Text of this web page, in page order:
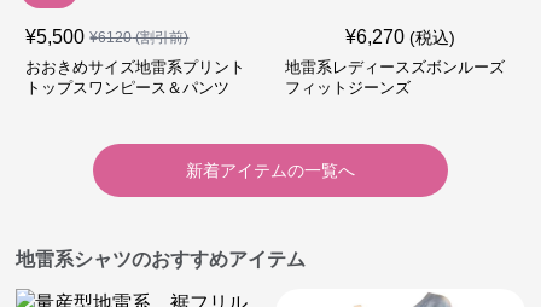
¥5,500 ¥6120(割引前)
おおきめサイズ地雷系プリント
トップスワンピース＆パンツ
¥6,270 (税込)
地雷系レディースズボンルーズ
フィットジーンズ
新着アイテムの一覧へ
地雷系シャツのおすすめアイテム